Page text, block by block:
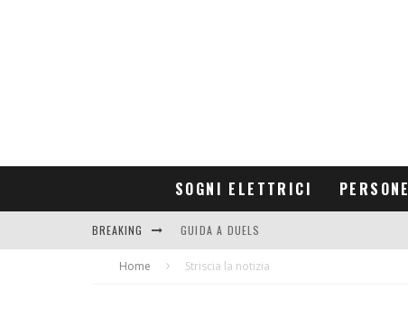
SOGNI ELETTRICI PERSONE
BREAKING GUIDA A DUELS
CONTRIBUTORS
Home Striscia la notizia